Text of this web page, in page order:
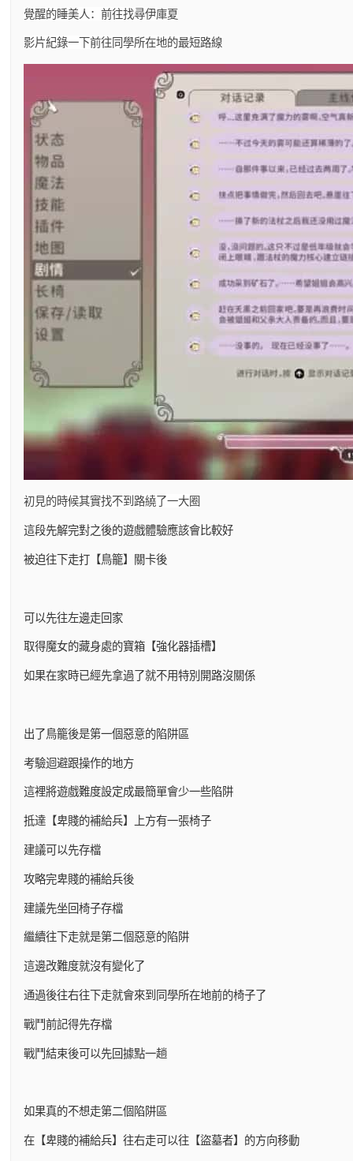
覺醒的睡美人：前往找尋伊庫夏
影片紀錄一下前往同學所在地的最短路線
初見的時候其實找不到路繞了一大圈
這段先解完對之後的遊戲體驗應該會比較好
被迫往下走打【鳥籠】關卡後
可以先往左邊走回家
取得魔女的藏身處的寶箱【強化器插槽】
如果在家時已經先拿過了就不用特別開路沒關係
出了鳥籠後是第一個惡意的陷阱區
考驗迴避跟操作的地方
這裡將遊戲難度設定成最簡單會少一些陷阱
抵達【卑賤的補給兵】上方有一張椅子
建議可以先存檔
攻略完卑賤的補給兵後
建議先坐回椅子存檔
繼續往下走就是第二個惡意的陷阱
這邊改難度就沒有變化了
通過後往右往下走就會來到同學所在地前的椅子了
戰鬥前記得先存檔
戰鬥結束後可以先回據點一趟
如果真的不想走第二個陷阱區
在【卑賤的補給兵】往右走可以往【盜墓者】的方向移動